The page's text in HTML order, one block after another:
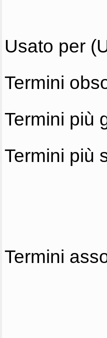
Usato per
Termini
Termini più
Termini più
Termini